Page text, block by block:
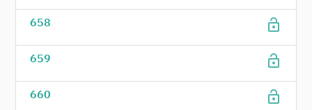
658 lock_open
659 lock_open
660 lock_open